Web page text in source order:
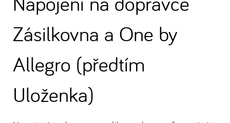
Zásilkovna a One by
Allegro (předtím
Uloženka)